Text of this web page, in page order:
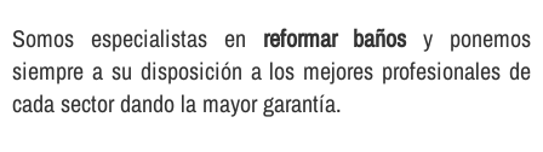
Somos especialistas en reformar bañosy ponemos
siempre a su disposición a los mejores profesionales de
cada sector dando la mayor garantí­a.